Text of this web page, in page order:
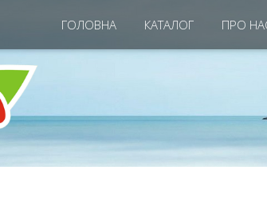
ГОЛОВНА КАТАЛОГ ПРО